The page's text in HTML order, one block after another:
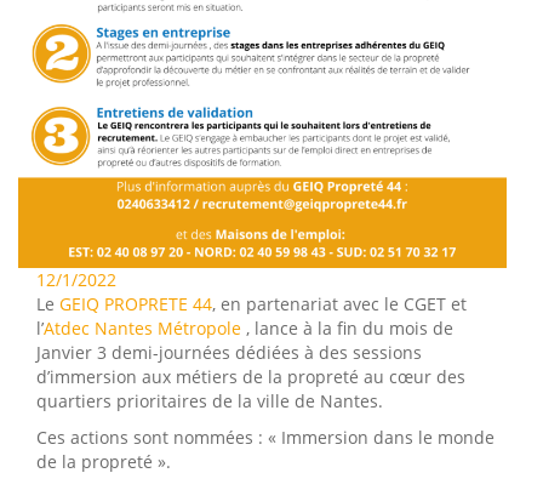
12/1/2022
Le GEIQ PROPRETE 44, en partenariat avec le CGET et
l’Atdec Nantes Métropole , lance à la fin du mois de
Janvier 3 demi-journées dédiées à des sessions
d’immersion aux métiers de la propreté au cœur des
quartiers prioritaires de la ville de Nantes.
Ces actions sont nommées : « Immersion dans le monde
de la propreté ».